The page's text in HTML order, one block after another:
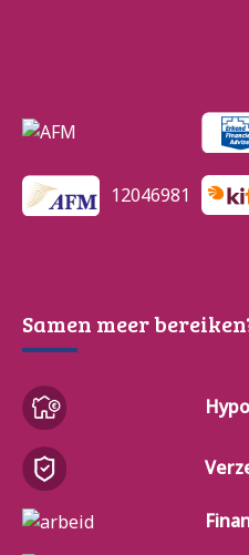
12046981
Samen meer